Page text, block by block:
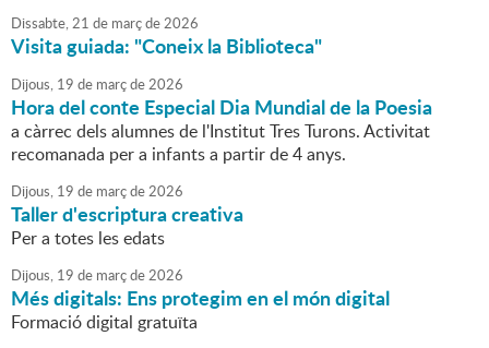
Dissabte,21 de marçde2026
Visita guiada: "Coneix la Biblioteca"
Dijous, 19 de marçde2026
Hora del conte Especial Dia Mundial de la Poesia
a càrrec dels alumnes de l'Institut Tres Turons. Activitat
recomanada per a infants a partir de 4 anys.
Dijous, 19 de marçde2026
Taller d'escriptura creativa
Per a totes les edats
Dijous, 19 de marçde2026
Més digitals: Ens protegim en el món digital
Formació digital gratuïta